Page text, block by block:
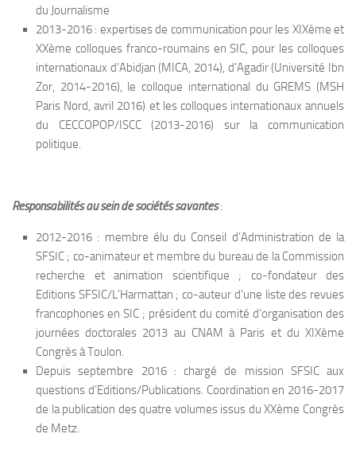
du Journalisme
2013-2016 : expertises de communication pour les XIXème et
XXème colloques franco-roumains en SIC, pour les colloques
internationaux d’Abidjan (MICA, 2014), d’Agadir (Université Ibn
Zor, 2014-2016), le colloque international du GREMS (MSH
Paris Nord, avril 2016) et les colloques internationaux annuels
du CECCOPOP/ISCC (2013-2016) sur la communication
politique.
Responsabilités au sein de sociétés savantes:
2012-2016 : membre élu du Conseil d’Administration de la
SFSIC ; co-animateur et membre du bureau de la Commission
recherche et animation scientifique ; co-fondateur des
Editions SFSIC/L’Harmattan ; co-auteur d’une liste des revues
francophones en SIC ; président du comité d’organisation des
journées doctorales 2013 au CNAM à Paris et du XIXème
Congrès à Toulon.
Depuis septembre 2016 : chargé de mission SFSIC aux
questions d’Editions/Publications. Coordination en 2016-2017
de la publication des quatre volumes issus du XXème Congrès
de Metz.